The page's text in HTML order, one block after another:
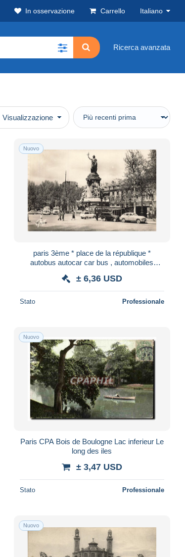
In osservazione Carrello Italiano
Ricerca avanzata
Visualizzazione
Nuovo
paris 3ème * place de la république *
autobus autocar car bus , automobiles
± 6,36 USD
Stato Professionale
Nuovo
Paris CPA Bois de Boulogne Lac inferieur Le
long des iles
± 3,47 USD
Stato Professionale
Nuovo